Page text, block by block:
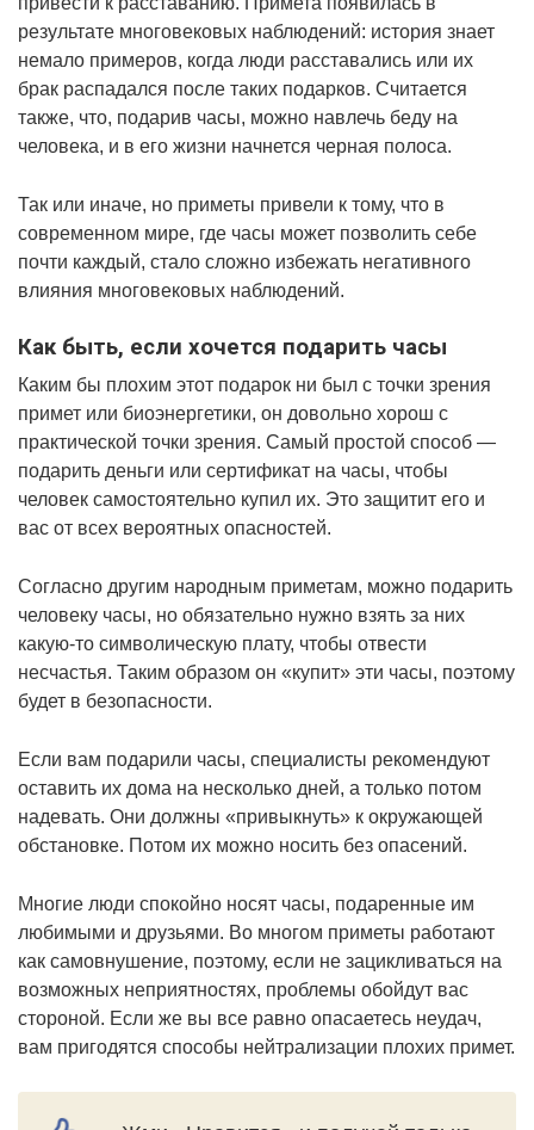
результате многовековых наблюдений: история знает
немало примеров, когда люди расставались или их
брак распадался после таких подарков. Считается
также, что, подарив часы, можно навлечь беду на
человека, и в его жизни начнется черная полоса.
Так или иначе, но приметы привели к тому, что в
современном мире, где часы может позволить себе
почти каждый, стало сложно избежать негативного
влияния многовековых наблюдений.
Как быть, если хочется подарить часы
Каким бы плохим этот подарок ни был с точки зрения
примет или биоэнергетики, он довольно хорош с
практической точки зрения. Самый простой способ —
подарить деньги или сертификат на часы, чтобы
человек самостоятельно купил их. Это защитит его и
вас от всех вероятных опасностей.
Согласно другим народным приметам, можно подарить
человеку часы, но обязательно нужно взять за них
какую-то символическую плату, чтобы отвести
несчастья. Таким образом он «купит» эти часы, поэтому
будет в безопасности.
Если вам подарили часы, специалисты рекомендуют
оставить их дома на несколько дней, а только потом
надевать. Они должны «привыкнуть» к окружающей
обстановке. Потом их можно носить без опасений.
Многие люди спокойно носят часы, подаренные им
любимыми и друзьями. Во многом приметы работают
как самовнушение, поэтому, если не зацикливаться на
возможных неприятностях, проблемы обойдут вас
стороной. Если же вы все равно опасаетесь неудач,
вам пригодятся способы нейтрализации плохих примет.